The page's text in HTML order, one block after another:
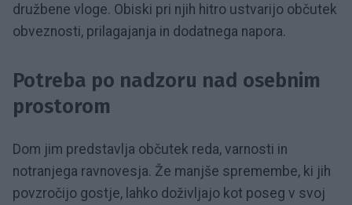
družbene vloge. Obiski pri njih hitro ustvarijo občutek
obveznosti, prilagajanja in dodatnega napora.
Potreba po nadzoru nad osebnim
prostorom
Dom jim predstavlja občutek reda, varnosti in
notranjega ravnovesja. Že manjše spremembe, ki jih
povzročijo gostje, lahko doživljajo kot poseg v svoj